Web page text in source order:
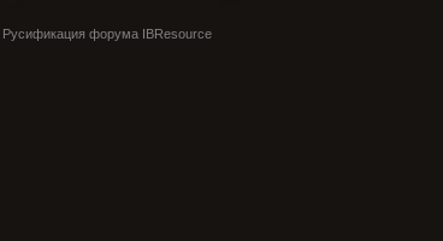
Русификация форума IBResource